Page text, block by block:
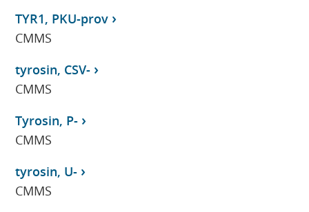
TYR1, PKU-prov
CMMS
tyrosin, CSV-
CMMS
Tyrosin, P-
CMMS
tyrosin, U-
CMMS